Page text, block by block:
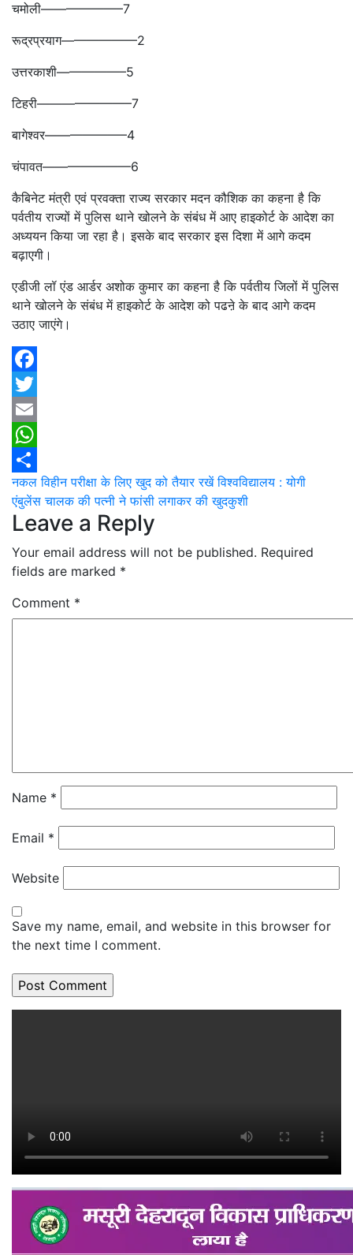
चमोली——————–7
रूद्रप्रयाग——————2
उत्तरकाशी—————–5
टिहरी———————–7
बागेश्वर——————–4
चंपावत———————6
कैबिनेट मंत्री एवं प्रवक्ता राज्य सरकार मदन कौशिक का कहना है कि
पर्वतीय राज्यों में पुलिस थाने खोलने के संबंध में आए हाइकोर्ट के आदेश का
अध्ययन किया जा रहा है। इसके बाद सरकार इस दिशा में आगे कदम
बढ़ाएगी।
एडीजी लॉ एंड आर्डर अशोक कुमार का कहना है कि पर्वतीय जिलों में पुलिस
थाने खोलने के संबंध में हाइकोर्ट के आदेश को पढऩे के बाद आगे कदम
उठाए जाएंगे।
Facebook
Twitter
Email
WhatsApp
Share
Post
navigation
नकल विहीन परीक्षा के लिए खुद को तैयार रखें विश्वविद्यालय : योगी
एंबुलेंस चालक की पत्नी ने फांसी लगाकर की खुदकुशी
Leave a Reply
Your email address will not be published. Required
fields are marked *
Comment *
Name *
Email *
Website
Save my name, email, and website in this browser for
the next time I comment.